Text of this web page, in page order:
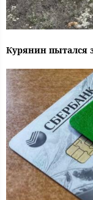
Курянин пытался